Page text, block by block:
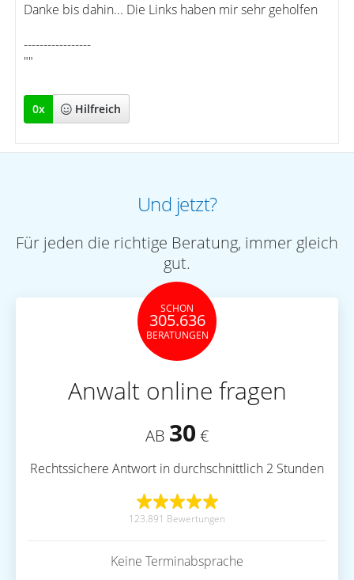
Danke bis dahin... Die Links haben mir sehr geholfen
-----------------
""
0x Hilfreich
Und jetzt?
Für jeden die richtige Beratung, immer gleich
gut.
SCHON
305.636
BERATUNGEN
Anwalt online fragen
AB 30 €
Rechtssichere Antwort in durchschnittlich 2 Stunden
123.891 Bewertungen
Keine Terminabsprache